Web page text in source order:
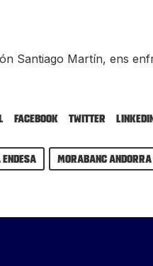
Santiago Martín, ens
Facebook Twitter
MoraBanc Andorra